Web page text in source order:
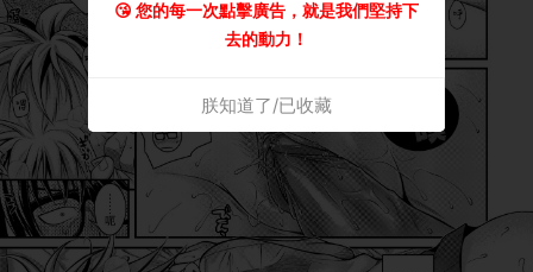
😘 您的每一次點擊廣告，就是我們堅持下
去的動力！
朕知道了/已收藏